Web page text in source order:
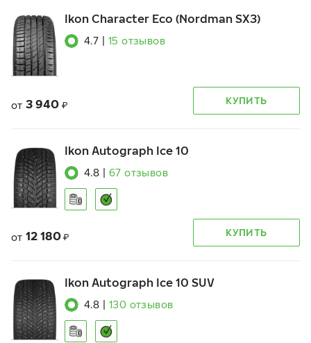
Ikon Character Eco (Nordman SX3)
4.7 15 отзывов
от 3 940 ₽ КУПИТЬ
Ikon Autograph Ice 10
4.8 67 отзывов
от 12 180 ₽ КУПИТЬ
Ikon Autograph Ice 10 SUV
4.8 130 отзывов